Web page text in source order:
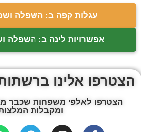
עגלות קפה ב: השפלה
אפשרויות לינה ב: השפלה
הצטרפו אלינו
הצטרפו לאלפי משפחות שכבר
ומקבלות